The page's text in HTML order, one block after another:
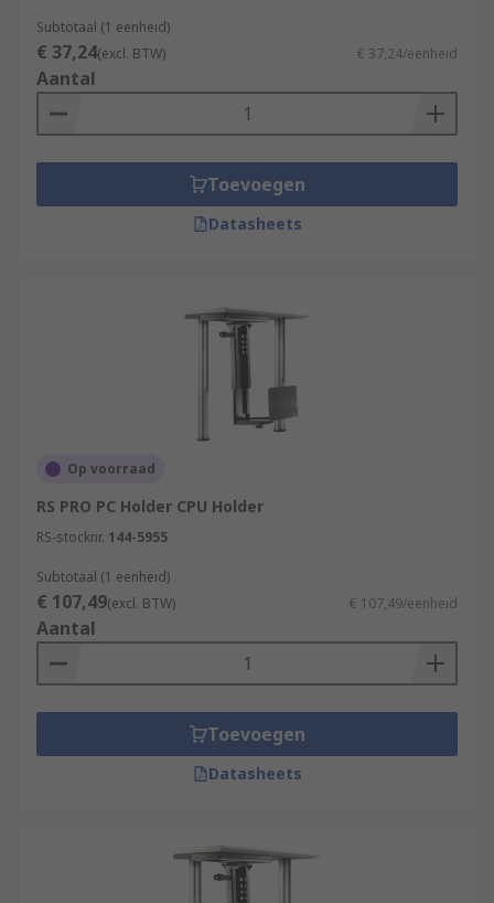
Subtotaal (1 eenheid)
€ 37,24(excl. BTW) € 37,24/eenheid
Aantal
Toevoegen
Datasheets
Op voorraad
RS PRO PC Holder CPU Holder
RS-stocknr. 144-5955
Subtotaal (1 eenheid)
€ 107,49(excl. BTW) € 107,49/eenheid
Aantal
Toevoegen
Datasheets